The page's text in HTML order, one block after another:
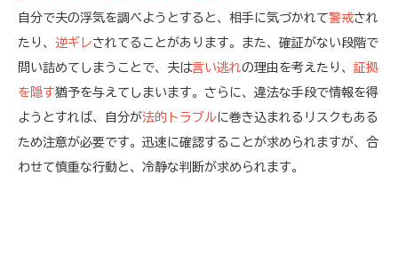
自分で夫の浮気を調べようとすると、相手に気づかれて警戒され
たり、 逆ギレされてることがあります。また、確証がない段階で
問い詰めてしまうことで、夫は言い逃れの理由を考えたり、 証拠
を隠す猶予を与えてしまいます。さらに、違法な手段で情報を得
ようとすれば、自分が法的トラブルに巻き込まれるリスクもある
ため注意が必要です。迅速に確認することが求められますが、合
わせて慎重な行動と、冷静な判断が求められます。